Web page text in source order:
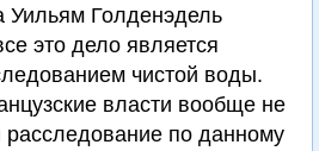
Уильям Голденэдель
это дело является
чистой воды.
власти вообще не
по данному